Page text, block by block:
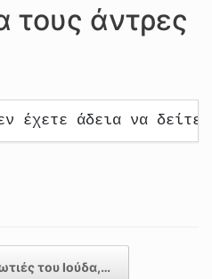
τους άντρες
έχετε άδεια να δείτε
του Ιούδα,…